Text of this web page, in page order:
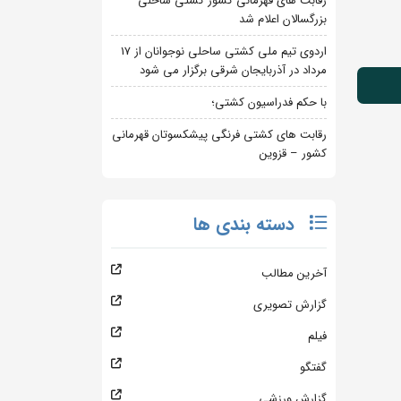
بزرگسالان اعلام شد
اردوی تیم ملی کشتی ساحلی نوجوانان از 17
مرداد در آذربایجان شرقی برگزار می شود
با حکم فدراسیون کشتی؛
رقابت های کشتی فرنگی پیشکسوتان قهرمانی
کشور – قزوین
دسته بندی ها
آخرین مطالب
گزارش تصویری
فیلم
گفتگو